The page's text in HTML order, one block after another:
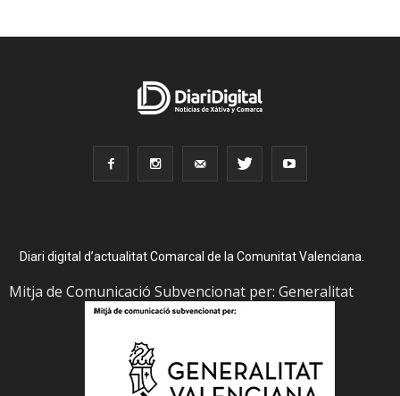
Diari digital d’actualitat Comarcal de la Comunitat Valenciana.
Mitja de Comunicació Subvencionat per: Generalitat